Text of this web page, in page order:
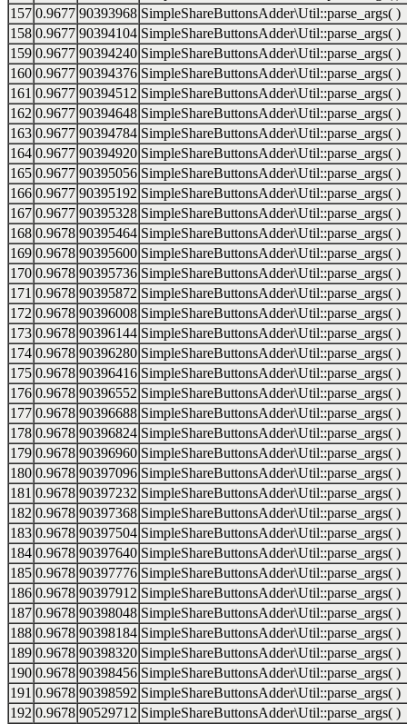
157 0.9677 90393968 SimpleShareButtonsAdder\Util::parse_args( )
158 0.9677 90394104 SimpleShareButtonsAdder\Util::parse_args( )
159 0.9677 90394240 SimpleShareButtonsAdder\Util::parse_args( )
160 0.9677 90394376 SimpleShareButtonsAdder\Util::parse_args( )
161 0.9677 90394512 SimpleShareButtonsAdder\Util::parse_args( )
162 0.9677 90394648 SimpleShareButtonsAdder\Util::parse_args( )
163 0.9677 90394784 SimpleShareButtonsAdder\Util::parse_args( )
164 0.9677 90394920 SimpleShareButtonsAdder\Util::parse_args( )
165 0.9677 90395056 SimpleShareButtonsAdder\Util::parse_args( )
166 0.9677 90395192 SimpleShareButtonsAdder\Util::parse_args( )
167 0.9677 90395328 SimpleShareButtonsAdder\Util::parse_args( )
168 0.9678 90395464 SimpleShareButtonsAdder\Util::parse_args( )
169 0.9678 90395600 SimpleShareButtonsAdder\Util::parse_args( )
170 0.9678 90395736 SimpleShareButtonsAdder\Util::parse_args( )
171 0.9678 90395872 SimpleShareButtonsAdder\Util::parse_args( )
172 0.9678 90396008 SimpleShareButtonsAdder\Util::parse_args( )
173 0.9678 90396144 SimpleShareButtonsAdder\Util::parse_args( )
174 0.9678 90396280 SimpleShareButtonsAdder\Util::parse_args( )
175 0.9678 90396416 SimpleShareButtonsAdder\Util::parse_args( )
176 0.9678 90396552 SimpleShareButtonsAdder\Util::parse_args( )
177 0.9678 90396688 SimpleShareButtonsAdder\Util::parse_args( )
178 0.9678 90396824 SimpleShareButtonsAdder\Util::parse_args( )
179 0.9678 90396960 SimpleShareButtonsAdder\Util::parse_args( )
180 0.9678 90397096 SimpleShareButtonsAdder\Util::parse_args( )
181 0.9678 90397232 SimpleShareButtonsAdder\Util::parse_args( )
182 0.9678 90397368 SimpleShareButtonsAdder\Util::parse_args( )
183 0.9678 90397504 SimpleShareButtonsAdder\Util::parse_args( )
184 0.9678 90397640 SimpleShareButtonsAdder\Util::parse_args( )
185 0.9678 90397776 SimpleShareButtonsAdder\Util::parse_args( )
186 0.9678 90397912 SimpleShareButtonsAdder\Util::parse_args( )
187 0.9678 90398048 SimpleShareButtonsAdder\Util::parse_args( )
188 0.9678 90398184 SimpleShareButtonsAdder\Util::parse_args( )
189 0.9678 90398320 SimpleShareButtonsAdder\Util::parse_args( )
190 0.9678 90398456 SimpleShareButtonsAdder\Util::parse_args( )
191 0.9678 90398592 SimpleShareButtonsAdder\Util::parse_args( )
192 0.9678 90529712 SimpleShareButtonsAdder\Util::parse_args( )